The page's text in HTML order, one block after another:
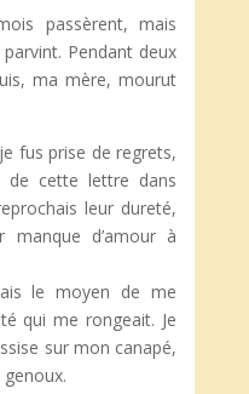
passèrent, mais
Pendant deux
ma mère, mourut
fus prise de regrets,
cette lettre dans
leur dureté,
d’amour à
le moyen de me
qui me rongeait. Je
sur mon canapé,